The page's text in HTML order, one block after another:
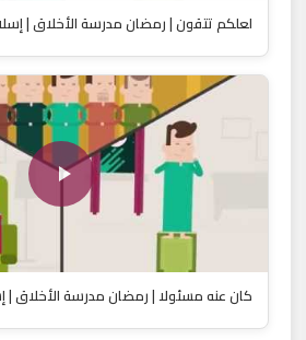
لعلكم تتقون | رمضان مدرسة الأخلاق | إسلام
كان عنه مسئولا | رمضان مدرسة الأخلاق |